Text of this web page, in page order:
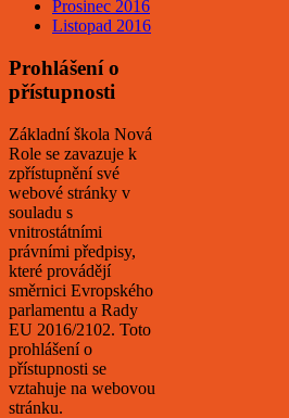
Prosinec 2016
Listopad 2016
Prohlášení o
přístupnosti
Základní škola Nová
Role se zavazuje k
zpřístupnění své
webové stránky v
souladu s
vnitrostátními
právními předpisy,
které provádějí
směrnici Evropského
parlamentu a Rady
EU 2016/2102. Toto
prohlášení o
přístupnosti se
vztahuje na webovou
stránku.